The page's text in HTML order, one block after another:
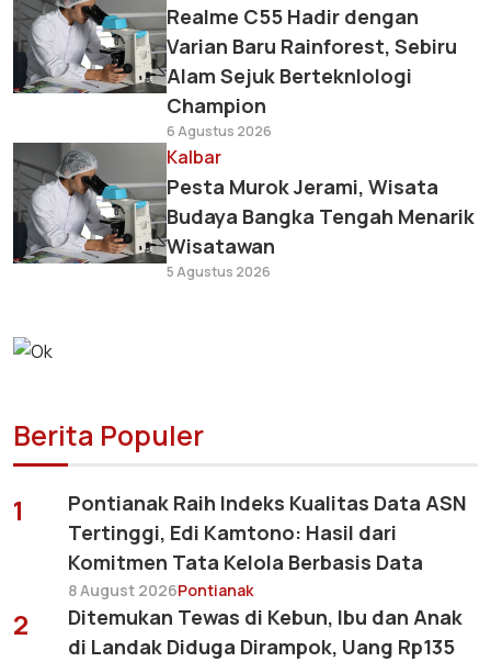
Realme C55 Hadir dengan
Varian Baru Rainforest, Sebiru
Alam Sejuk Berteknlologi
Champion
6 Agustus 2026
Kalbar
Pesta Murok Jerami, Wisata
Budaya Bangka Tengah Menarik
Wisatawan
5 Agustus 2026
Berita Populer
1
Pontianak Raih Indeks Kualitas Data ASN
Tertinggi, Edi Kamtono: Hasil dari
Komitmen Tata Kelola Berbasis Data
8 August 2026Pontianak
2
Ditemukan Tewas di Kebun, Ibu dan Anak
di Landak Diduga Dirampok, Uang Rp135